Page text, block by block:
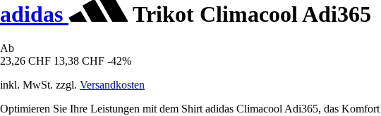
adidas Trikot Climacool Adi365
Ab
23,26 CHF 13,38 CHF -42%
inkl. MwSt. zzgl. Versandkosten
Optimieren Sie Ihre Leistungen mit dem Shirt adidas Climacool Adi365, das